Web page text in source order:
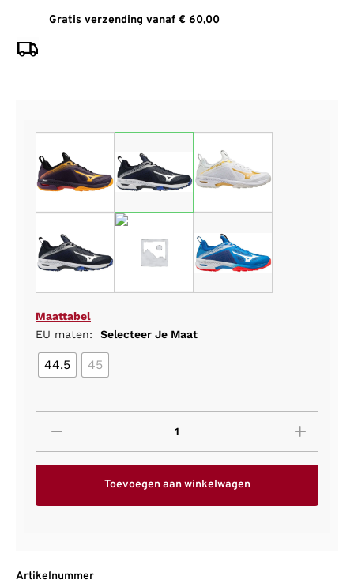
Gratis verzending vanaf € 60,00
Maattabel
EU maten:
Selecteer Je Maat
44.5 45
Toevoegen aan winkelwagen
Artikelnummer